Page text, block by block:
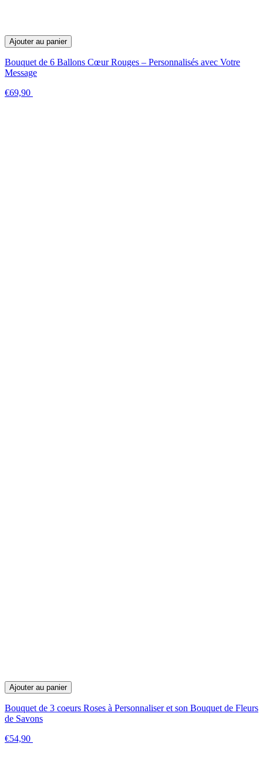
Ajouter au panier
Bouquet de 6 Ballons Cœur Rouges – Personnalisés avec Votre
Message
€69,90
Ajouter au panier
Bouquet de 3 coeurs Roses à Personnaliser et son Bouquet de Fleurs
de Savons
€54,90